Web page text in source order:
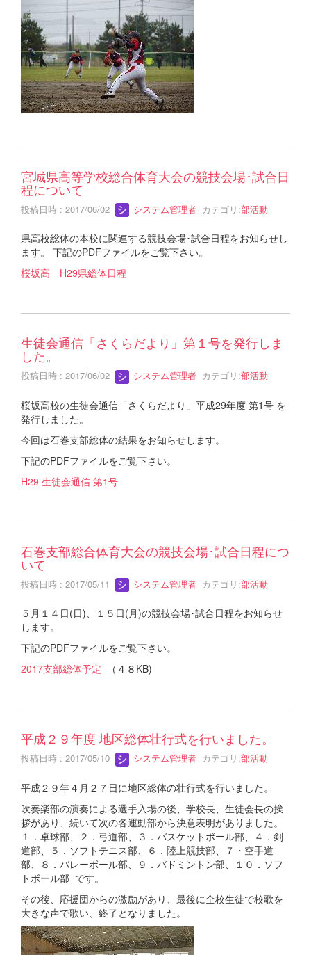
宮城県高等学校総合体育大会の競技会場･試合日
程について
投稿日時 : 2017/06/02 システム管理者 カテゴリ:部活動
県高校総体の本校に関連する競技会場･試合日程をお知らせし
ます。 下記のPDFファイルをご覧下さい。
桜坂高 H29県総体日程
生徒会通信「さくらだより」第１号を発行しま
した。
投稿日時 : 2017/06/02 システム管理者 カテゴリ:部活動
桜坂高校の生徒会通信「さくらだより」平成29年度 第1号 を
発行しました。
今回は石巻支部総体の結果をお知らせします。
下記のPDFファイルをご覧下さい。
H29 生徒会通信 第1号
石巻支部総合体育大会の競技会場･試合日程につ
いて
投稿日時 : 2017/05/11 システム管理者 カテゴリ:部活動
５月１４日(日)、１５日(月)の競技会場･試合日程をお知らせ
します。
下記のPDFファイルをご覧下さい。
2017支部総体予定 （４８KB)
平成２９年度 地区総体壮行式を行いました。
投稿日時 : 2017/05/10 システム管理者 カテゴリ:部活動
平成２９年４月２７日に地区総体の壮行式を行いました。
吹奏楽部の演奏による選手入場の後、学校長、生徒会長の挨
拶があり、続いて次の各運動部から決意表明がありました。
１．卓球部、２．弓道部、３．バスケットボール部、４．剣
道部、５．ソフトテニス部、６．陸上競技部、７・空手道
部、８．バレーボール部、９．バドミントン部、１０．ソフ
トボール部 です。
その後、応援団からの激励があり、最後に全校生徒で校歌を
大きな声で歌い、終了となりました。